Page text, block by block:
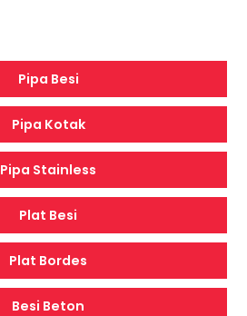
Pipa Besi
Pipa Kotak
Pipa Stainless
Plat Besi
Plat Bordes
Besi Beton